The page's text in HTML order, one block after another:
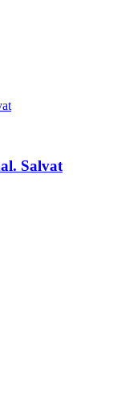
Salvat